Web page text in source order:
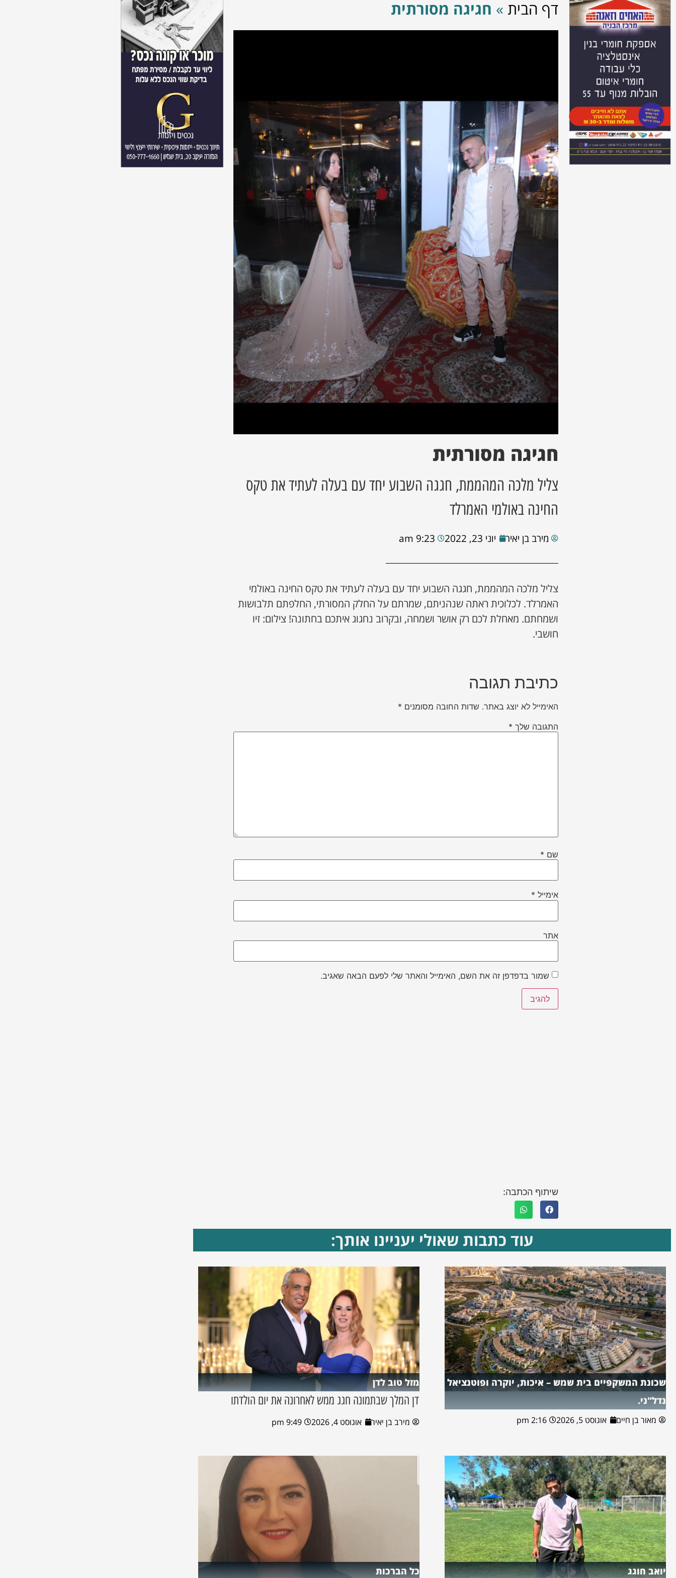
דף הבית » חגיגה מסורתית
חגיגה מסורתית
צליל מלכה המהממת, חגגה השבוע יחד עם בעלה לעתיד את טקס
החינה באולמי האמרלד
מירב בן יאיר יוני 23, 2022 9:23 am
צליל מלכה המהממת, חגגה השבוע יחד עם בעלה לעתיד את טקס החינה באולמי
האמרלד. לכלוכית ראתה שנהניתם, שמרתם על החלק המסורתי, החלפתם תלבושות
ושמחתם. מאחלת לכם רק אושר ושמחה, ובקרוב נחגוג איתכם בחתונה! צילום: זיו
חושבי.
כתיבת תגובה
האימייל לא יוצג באתר. שדות החובה מסומנים *
התגובה שלך *
שם *
אימייל *
אתר
שמור בדפדפן זה את השם, האימייל והאתר שלי לפעם הבאה שאגיב.
שיתוף הכתבה:
עוד כתבות שאולי יעניינו אותך:
שכונת המשקפיים בית שמש – איכות, יוקרה ופוטנציאל
נדל"ני.
מאור בן חיים אוגוסט 5, 2026 2:16 pm
מזל טוב לדן
דן המלך שבתמונה חגג ממש לאחרונה את יום הולדתו
מירב בן יאיר אוגוסט 4, 2026 9:49 pm
יואב חוגג כל הברכות